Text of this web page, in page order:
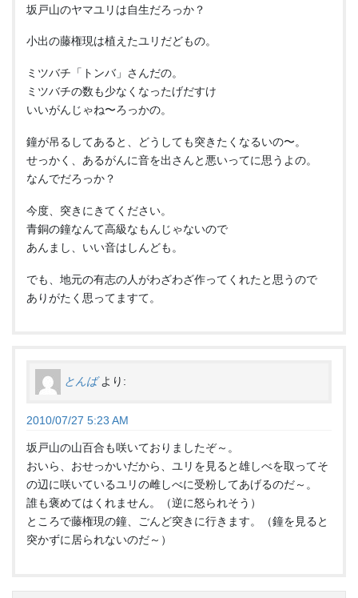
坂戸山のヤマユリは自生だろっか？
小出の藤権現は植えたユリだどもの。
ミツバチ「トンバ」さんだの。
ミツバチの数も少なくなったげだすけ
いいがんじゃね〜ろっかの。
鐘が吊るしてあると、どうしても突きたくなるいの〜。
せっかく、あるがんに音を出さんと悪いってに思うよの。
なんでだろっか？
今度、突きにきてください。
青銅の鐘なんて高級なもんじゃないので
あんまし、いい音はしんども。
でも、地元の有志の人がわざわざ作ってくれたと思うので
ありがたく思ってますて。
とんば より:
2010/07/27 5:23 AM
坂戸山の山百合も咲いておりましたぞ～。
おいら、おせっかいだから、ユリを見ると雄しべを取ってそ
の辺に咲いているユリの雌しべに受粉してあげるのだ～。
誰も褒めてはくれません。（逆に怒られそう）
ところで藤権現の鐘、ごんど突きに行きます。（鐘を見ると
突かずに居られないのだ～）